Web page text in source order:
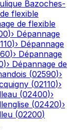
Bazoches-
flexible
de flexible
)› Dépannage
)› Dépannage
)› Dépannage
)› Dépannage de
(02590)›
(02110)›
(02400)›
(02420)›
(02200)